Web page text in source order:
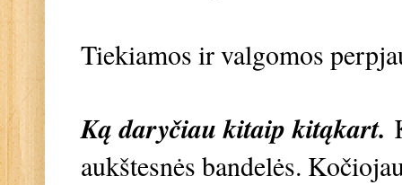
Tiekiamos ir valgomos
Ką daryčiau kitaip kitąkart.
aukštesnės bandelės.